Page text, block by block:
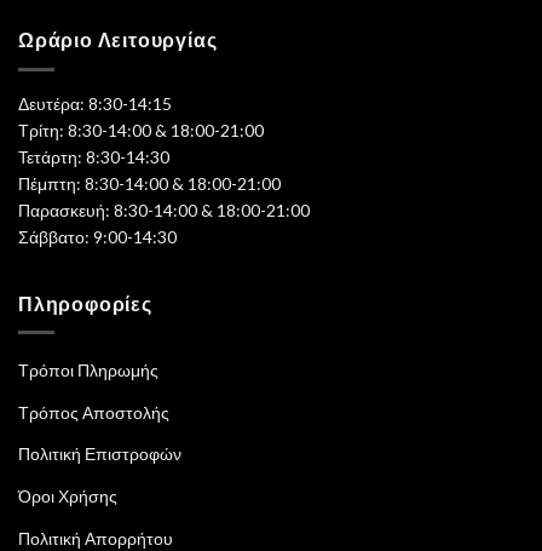
Ωράριο Λειτουργίας
Δευτέρα: 8:30-14:15
Τρίτη: 8:30-14:00 & 18:00-21:00
Τετάρτη: 8:30-14:30
Πέμπτη: 8:30-14:00 & 18:00-21:00
Παρασκευή: 8:30-14:00 & 18:00-21:00
Σάββατο: 9:00-14:30
Πληροφορίες
Τρόποι Πληρωμής
Τρόπος Αποστολής
Πολιτική Επιστροφών
Όροι Χρήσης
Πολιτική Απορρήτου